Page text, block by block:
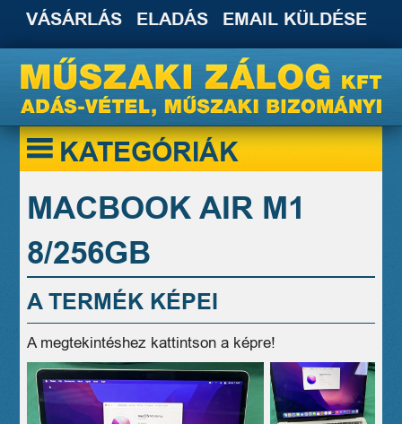
VÁSÁRLÁS ELADÁS EMAIL KÜLDÉSE
KATEGÓRIÁK
MACBOOK AIR M1
8/256GB
A TERMÉK KÉPEI
A megtekintéshez kattintson a képre!